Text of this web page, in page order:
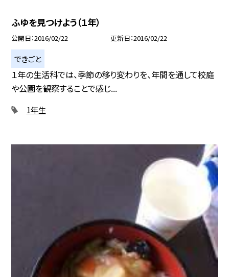
ふゆを見つけよう（１年）
公開日 2016/02/22 更新日 2016/02/22
できごと
１年の生活科では、季節の移り変わりを、年間を通して校庭
や公園を観察することで感じ...
1年生